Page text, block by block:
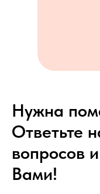
Нужна
Ответьте
вопросов
Вами!